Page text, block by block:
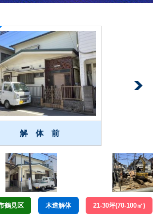
解 体 前
鶴見区 木造解体 21-30坪(70-100㎡)